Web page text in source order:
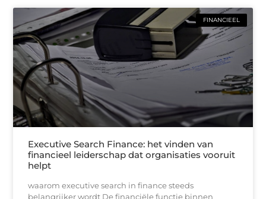
FINANCIEEL
Executive Search Finance: het vinden van
financieel leiderschap dat organisaties vooruit
helpt
waarom executive search in finance steeds
belangrijker wordt De financiële functie binnen